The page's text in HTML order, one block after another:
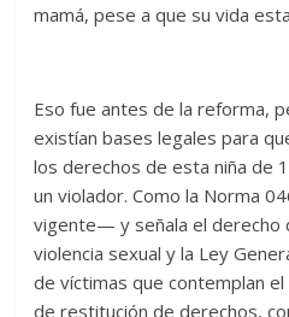
mamá, pese a que su vida
Eso fue antes de la reforma,
existían bases legales para
los derechos de esta niña de
un violador. Como la Norma
vigente— y señala el derecho
violencia sexual y la Ley
de víctimas que contemplan
de restitución de derechos,